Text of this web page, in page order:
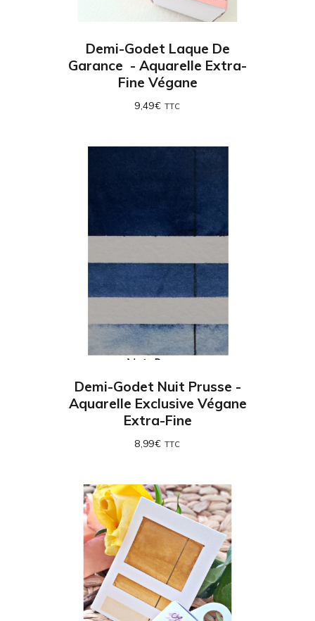
Demi-Godet Laque De
Garance - Aquarelle Extra-
Fine Végane
9,49€ TTC
Demi-Godet Nuit Prusse -
Aquarelle Exclusive Végane
Extra-Fine
8,99€ TTC